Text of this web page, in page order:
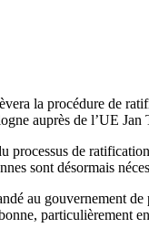
la procédure de
auprès de l’UE
processus de
sont désormais
au gouvernement
particulièrement